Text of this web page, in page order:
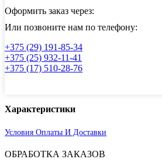
электросварная
Оформить заказ через:
Или позвоните нам по телефону:
+375 (29) 191-85-34
+375 (25) 932-11-41
+375 (17) 510-28-76
Характеристики
Условия Оплаты И Доставки
ОБРАБОТКА ЗАКАЗОВ